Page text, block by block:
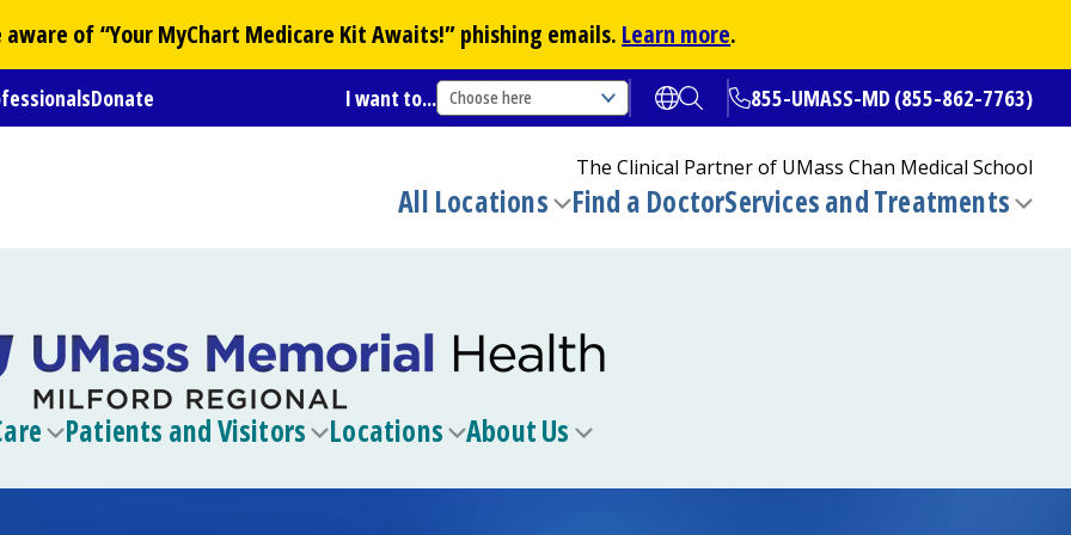
of “YourMyChart Medicare Kit Awaits!” phishing emails. Learn more.
Donate I want to... Choose here Open translate options
Open Search855-UMASS-MD (855-862-7763)
The Clinical Partner of UMass Chan Medical School
All Locations Find a Doctor
(opens in a new tab)Services and Treatments
Patients and Visitors Locations About Us